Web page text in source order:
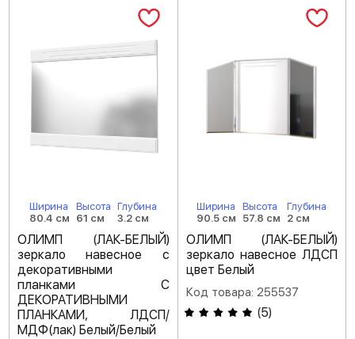
Ширина
80.4 см
Высота
61 см
Глубина
3.2 см
ОЛИМП (ЛАК-БЕЛЫЙ)
зеркало навесное с
декоративными
планками С
ДЕКОРАТИВНЫМИ
ПЛАНКАМИ, ЛДСП/
МДФ(лак) Белый/Белый
Ширина
90.5 см
Высота
57.8 см
Глубина
2 см
ОЛИМП (ЛАК-БЕЛЫЙ)
зеркало навесное ЛДСП
цвет Белый
Код товара: 255537
(5)